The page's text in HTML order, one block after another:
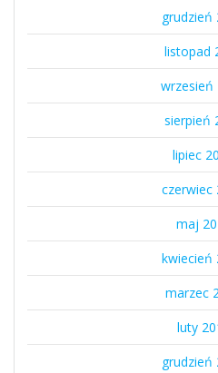
grudzień
listopad
wrzesień
sierpień
lipiec
czerwiec
maj
kwiecień
marzec
luty
grudzień